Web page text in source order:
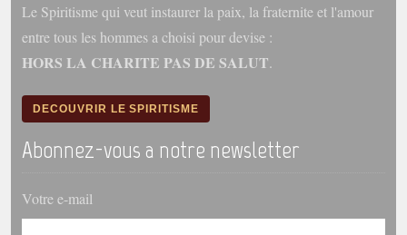
Les Illustrés
Liens spirites
France
Le Spiritisme qui veut instaurer la paix, la fraternite et l'amour
entre tous les hommes a choisi pour devise :
HORS LA CHARITE PAS DE SALUT.
DECOUVRIR LE SPIRITISME
Abonnez-vous a notre newsletter
Votre e-mail